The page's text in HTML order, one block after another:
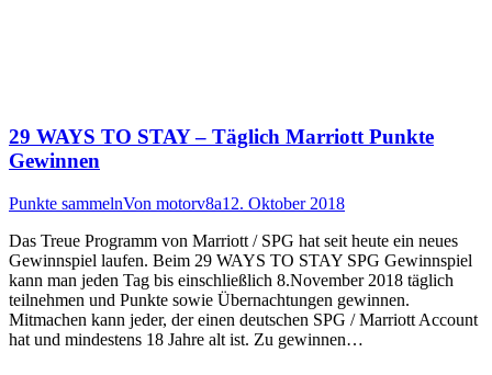
29 WAYS TO STAY – Täglich Marriott Punkte
Gewinnen
Punkte sammelnVon motorv8a12. Oktober 2018
Das Treue Programm von Marriott / SPG hat seit heute ein neues
Gewinnspiel laufen. Beim 29 WAYS TO STAY SPG Gewinnspiel
kann man jeden Tag bis einschließlich 8.November 2018 täglich
teilnehmen und Punkte sowie Übernachtungen gewinnen.
Mitmachen kann jeder, der einen deutschen SPG / Marriott Account
hat und mindestens 18 Jahre alt ist. Zu gewinnen…